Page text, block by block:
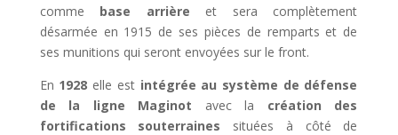
comme base arrière et sera complètement
désarmée en 1915 de ses pièces de remparts et de
ses munitions qui seront envoyées sur le front.
En 1928 elle est intégrée au système de défense
de la ligne Maginot avec la création des
fortifications souterraines situées à côté de